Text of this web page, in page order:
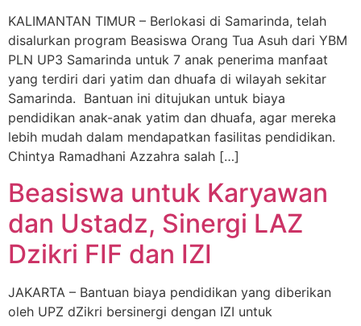
KALIMANTAN TIMUR – Berlokasi di Samarinda, telah
disalurkan program Beasiswa Orang Tua Asuh dari YBM
PLN UP3 Samarinda untuk 7 anak penerima manfaat
yang terdiri dari yatim dan dhuafa di wilayah sekitar
Samarinda. Bantuan ini ditujukan untuk biaya
pendidikan anak-anak yatim dan dhuafa, agar mereka
lebih mudah dalam mendapatkan fasilitas pendidikan.
Chintya Ramadhani Azzahra salah […]
Beasiswa untuk Karyawan
dan Ustadz, Sinergi LAZ
Dzikri FIF dan IZI
JAKARTA – Bantuan biaya pendidikan yang diberikan
oleh UPZ dZikri bersinergi dengan IZI untuk